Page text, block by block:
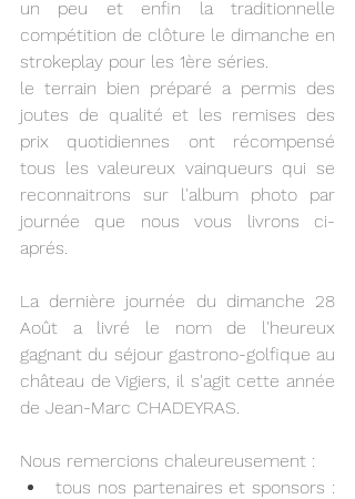
un peu et enfin la traditionnelle
compétition de clôture le dimanche en
strokeplay pour les 1ère séries.
le terrain bien préparé a permis des
joutes de qualité et les remises des
prix quotidiennes ont récompensé
tous les valeureux vainqueurs qui se
reconnaitrons sur l'album photo par
journée que nous vous livrons ci-
aprés.
La dernière journée du dimanche 28
Août a livré le nom de l'heureux
gagnant du séjour gastrono-golfique au
château de Vigiers, il s'agit cette année
de Jean-Marc CHADEYRAS.
Nous remercions chaleureusement :
tous nos partenaires et sponsors :